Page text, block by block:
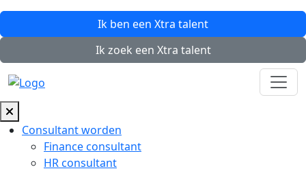
Ik ben een Xtra talent
Ik zoek een Xtra talent
Consultant worden
Finance consultant
HR consultant